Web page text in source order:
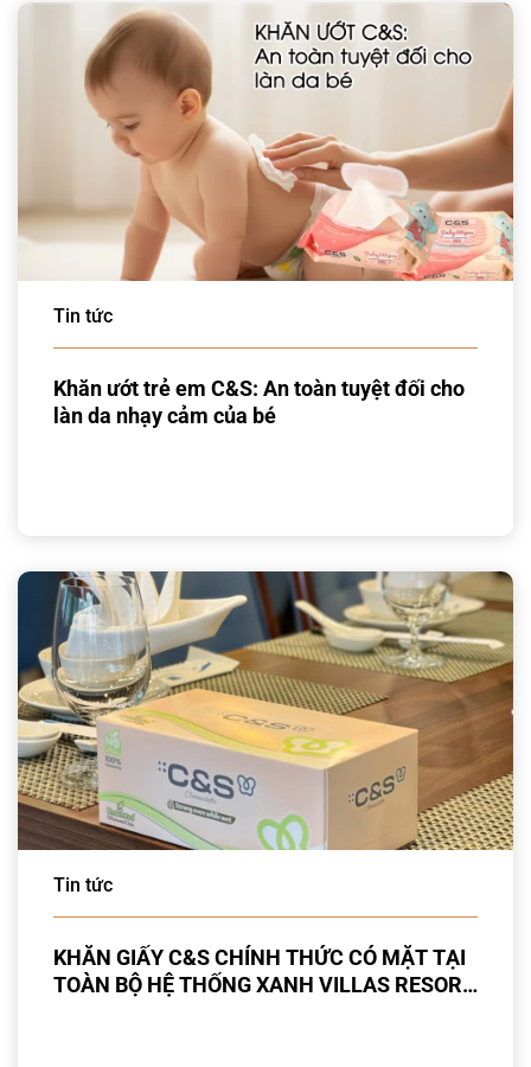
Tin tức
Khăn ướt trẻ em C&S: An toàn tuyệt đối cho
làn da nhạy cảm của bé
Tin tức
KHĂN GIẤY C&S CHÍNH THỨC CÓ MẶT TẠI
TOÀN BỘ HỆ THỐNG XANH VILLAS RESORT